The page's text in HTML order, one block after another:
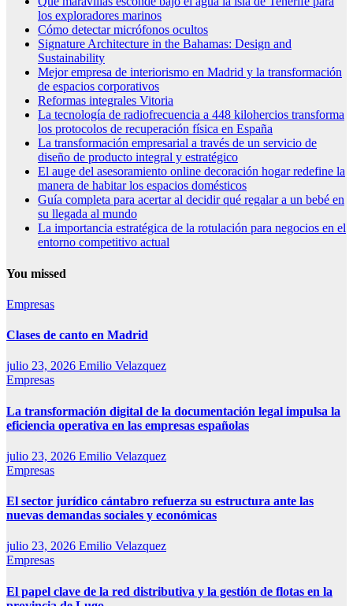
los exploradores marinos
Cómo detectar micrófonos ocultos
Signature Architecture in the Bahamas: Design and
Sustainability
Mejor empresa de interiorismo en Madrid y la transformación
de espacios corporativos
Reformas integrales Vitoria
La tecnología de radiofrecuencia a 448 kilohercios transforma
los protocolos de recuperación física en España
La transformación empresarial a través de un servicio de
diseño de producto integral y estratégico
El auge del asesoramiento online decoración hogar redefine la
manera de habitar los espacios domésticos
Guía completa para acertar al decidir qué regalar a un bebé en
su llegada al mundo
La importancia estratégica de la rotulación para negocios en el
entorno competitivo actual
You missed
Empresas
Clases de canto en Madrid
julio 23, 2026 Emilio Velazquez
Empresas
La transformación digital de la documentación legal impulsa la
eficiencia operativa en las empresas españolas
julio 23, 2026 Emilio Velazquez
Empresas
El sector jurídico cántabro refuerza su estructura ante las
nuevas demandas sociales y económicas
julio 23, 2026 Emilio Velazquez
Empresas
El papel clave de la red distributiva y la gestión de flotas en la